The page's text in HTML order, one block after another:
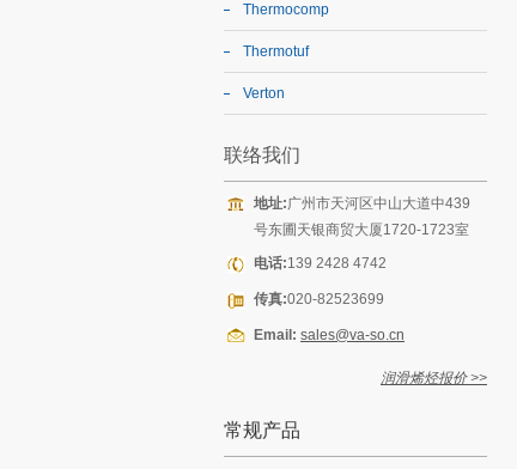
Thermocomp
Thermotuf
Verton
联络我们
地址:广州市天河区中山大道中439
号东圃天银商贸大厦1720-1723室
电话:139 2428 4742
传真:020-82523699
Email: sales@va-so.cn
润滑烯烃报价 >>
常规产品